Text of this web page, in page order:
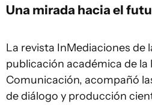
Una mirada hacia el
La revista InMediaciones de
publicación académica de la
Comunicación, acompañó
de diálogo y producción